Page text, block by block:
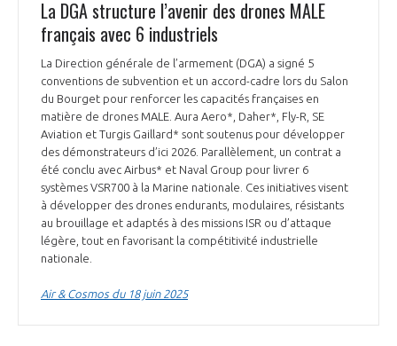
La DGA structure l’avenir des drones MALE
français avec 6 industriels
La Direction générale de l’armement (DGA) a signé 5
conventions de subvention et un accord-cadre lors du Salon
du Bourget pour renforcer les capacités françaises en
matière de drones MALE. Aura Aero*, Daher*, Fly-R, SE
Aviation et Turgis Gaillard* sont soutenus pour développer
des démonstrateurs d’ici 2026. Parallèlement, un contrat a
été conclu avec Airbus* et Naval Group pour livrer 6
systèmes VSR700 à la Marine nationale. Ces initiatives visent
à développer des drones endurants, modulaires, résistants
au brouillage et adaptés à des missions ISR ou d’attaque
légère, tout en favorisant la compétitivité industrielle
nationale.
Air & Cosmos du 18 juin 2025